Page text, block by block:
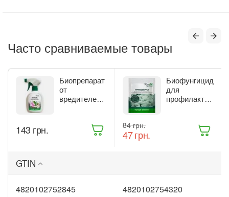
Часто сравниваемые товары
Биопрепарат
от
вредителей
Жива Земля
‍143‍ грн.
Биофунгицид
для
профилактики
Жива Земля
Триходерма
‍84‍ грн.
‍47‍грн.
GTIN
4820102752845 4820102754320